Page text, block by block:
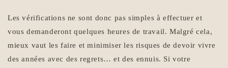
Les vérifications ne sont donc pas simples à effectuer et
vous demanderont quelques heures de travail. Malgré cela,
mieux vaut les faire et minimiser les risques de devoir vivre
des années avec des regrets… et des ennuis. Si votre